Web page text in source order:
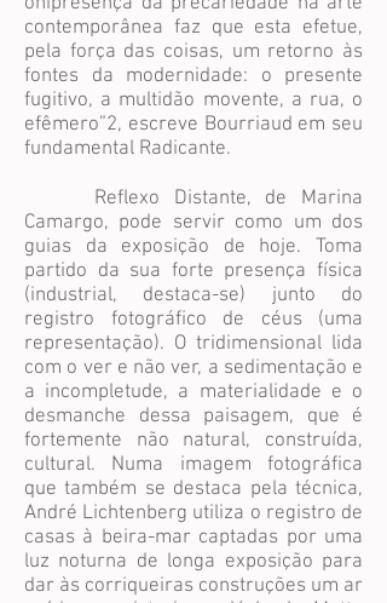
contemporânea faz que esta efetue,
pela força das coisas, um retorno às
fontes da modernidade: o presente
fugitivo, a multidão movente, a rua, o
efêmero”2, escreve Bourriaud em seu
fundamental Radicante.
Reflexo Distante, de Marina
Camargo, pode servir como um dos
guias da exposição de hoje. Toma
partido da sua forte presença física
(industrial, destaca-se) junto do
registro fotográfico de céus (uma
representação). O tridimensional lida
com o ver e não ver, a sedimentação e
a incompletude, a materialidade e o
desmanche dessa paisagem, que é
fortemente não natural, construída,
cultural. Numa imagem fotográfica
que também se destaca pela técnica,
André Lichtenberg utiliza o registro de
casas à beira-mar captadas por uma
luz noturna de longa exposição para
dar às corriqueiras construções um ar